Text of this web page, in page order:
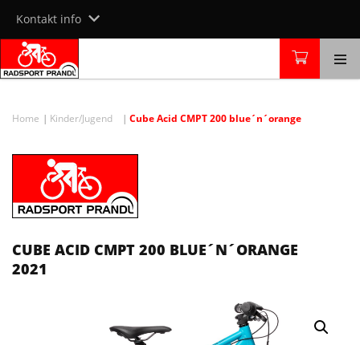
content
Kontakt info
Home Kinder/Jugend Cube Acid CMPT 200 blue´n´orange
CUBE ACID CMPT 200 BLUE´N´ORANGE
2021